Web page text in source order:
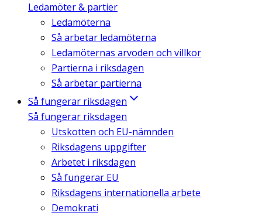
Ledamöter & partier
Ledamöterna
Så arbetar ledamöterna
Ledamöternas arvoden och villkor
Partierna i riksdagen
Så arbetar partierna
Så fungerar riksdagen
Så fungerar riksdagen
Utskotten och EU-nämnden
Riksdagens uppgifter
Arbetet i riksdagen
Så fungerar EU
Riksdagens internationella arbete
Demokrati